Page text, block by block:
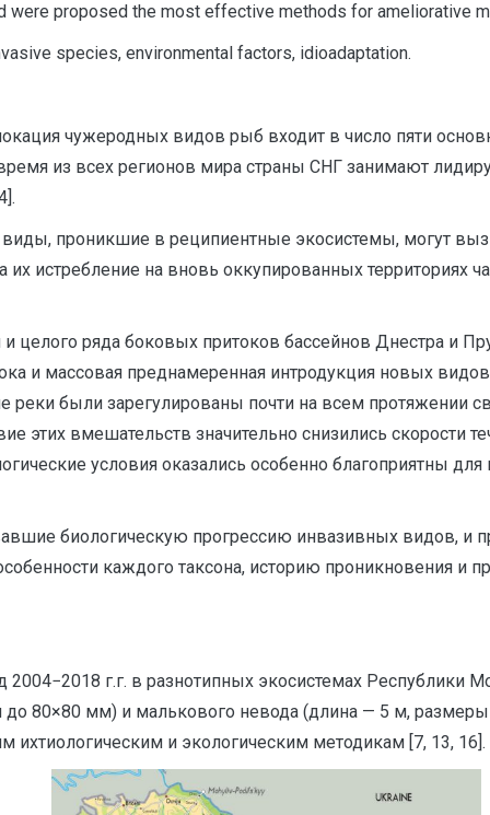
proposed the most effective methods for ameliorative
species, environmental factors, idioadaptation.
чужеродных видов рыб входит в число пяти
из всех регионов мира страны СНГ занимают
проникшие в реципиентные экосистемы, могут
истребление на вновь оккупированных территориях
и целого ряда боковых притоков бассейнов Днестра и
и массовая преднамеренная интродукция новых
реки были зарегулированы почти на всем протяжении
этих вмешательств значительно снизились скорости
условия оказались особенно благоприятны
биологическую прогрессию инвазивных видов, и
каждого таксона, историю проникновения и
г.г. в разнотипных экосистемах Республики
80×80 мм) и малькового невода (длина — 5 м,
ихтиологическим и экологическим методикам [7, 13, 16].